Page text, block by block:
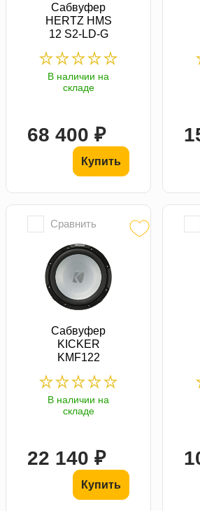
Сабвуфер
HERTZ HMS
12 S2-LD-G
В наличии на
складе
68 400 ₽
Купить
Сравнить
Сабвуфер
KICKER
KMF122
В наличии на
складе
22 140 ₽
Купить